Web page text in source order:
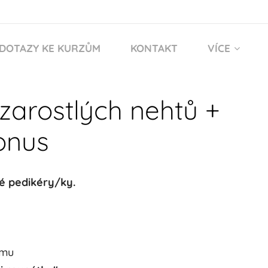
DOTAZY KE KURZŮM KONTAKT VÍCE
nehtů +
pedikéry/ky.